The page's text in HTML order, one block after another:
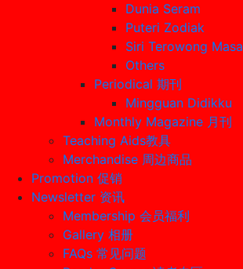
Dunia Seram
Puteri Zodiak
Siri Terowong Masa
Others
Periodical 期刊
Mingguan Didikku
Monthly Magazine 月刊
Teaching Aids教具
Merchandise 周边商品
Promotion 促销
Newsletter 资讯
Membership 会员福利
Gallery 相册
FAQs 常见问题